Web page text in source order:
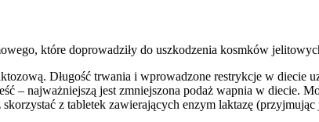
które doprowadziły do uszkodzenia kosmków
Długość trwania i wprowadzone restrykcje w diecie
– najważniejszą jest zmniejszona podaż wapnia w diecie.
z tabletek zawierających enzym laktazę